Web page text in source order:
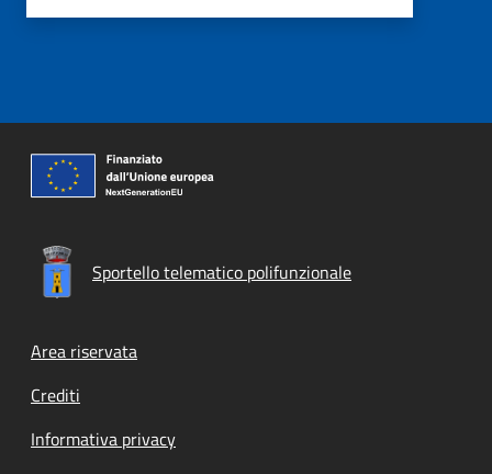
Sportello telematico polifunzionale
Footer menu
Area riservata
Crediti
Informativa privacy